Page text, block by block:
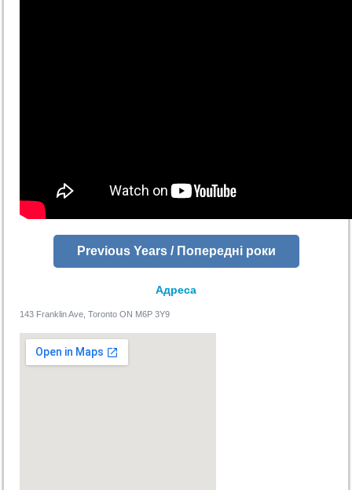
Previous Years / Попередні роки
Адреса
143 Franklin Ave, Toronto ON M6P 3Y9